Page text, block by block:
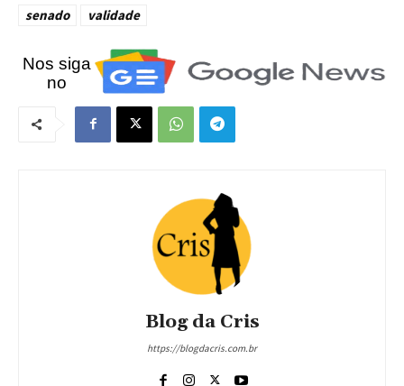
senado validade
Nos siga
no
Blog da Cris
https://blogdacris.com.br